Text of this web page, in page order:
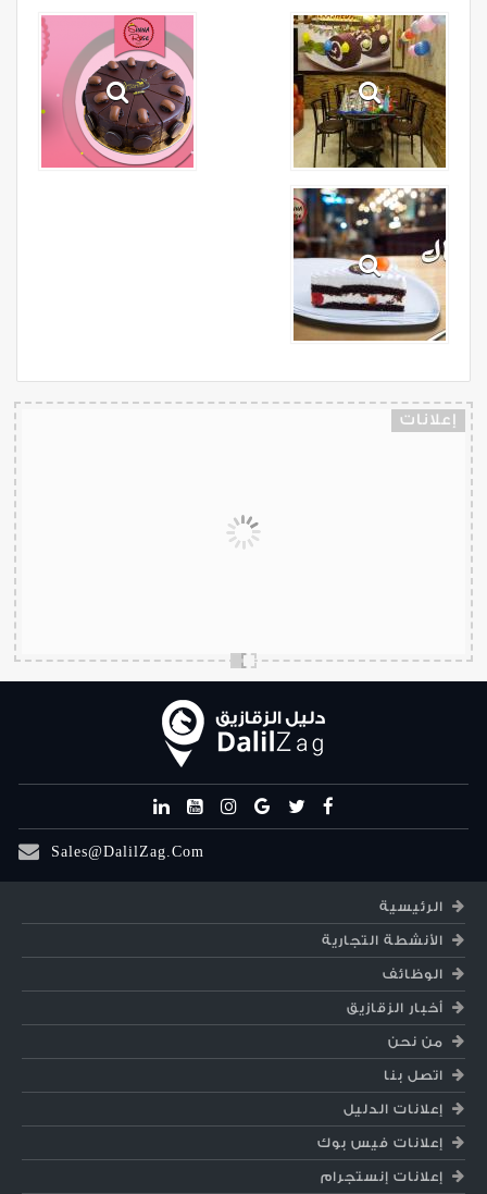
إعلانات
Sales@DalilZag.Com
الرئيسية
الأنشطة التجارية
الوظائف
أخبار الزقازيق
من نحن
اتصل بنا
إعلانات الدليل
إعلانات فيس بوك
إعلانات إنستجرام